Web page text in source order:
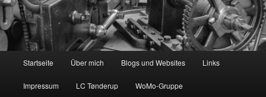
Startseite Über mich Blogs und Websites Links
Impressum LC Tønderup WoMo-Gruppe